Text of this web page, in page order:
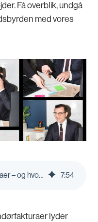
Få overblik, undgå
med vores
Hvad er leverandørfakturaer – og hvordan håndteres de bedst? | Pleo Blog 7:54
lyder